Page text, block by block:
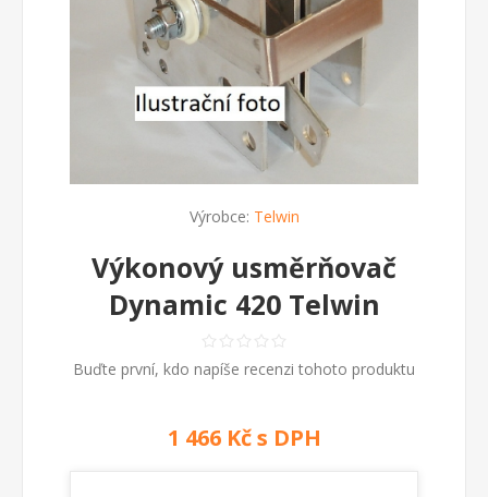
Výrobce: Telwin
Výkonový usměrňovač
Dynamic 420 Telwin
Buďte první, kdo napíše recenzi tohoto produktu
1 466 Kč s DPH